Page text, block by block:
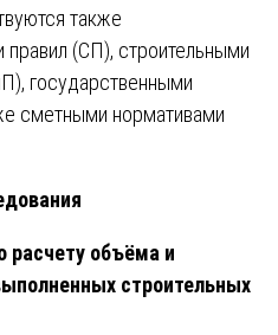
также
(СП), строительными
государственными
сметными нормативами
расчету объёма и
строительных